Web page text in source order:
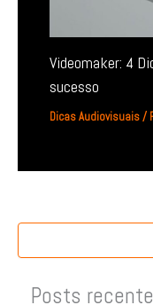
Videomaker: 4
sucesso
Dicas Audiovisuais/
Posts